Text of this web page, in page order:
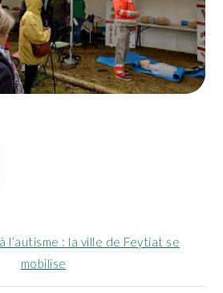
l’autisme : la ville de Feytiat se
mobilise